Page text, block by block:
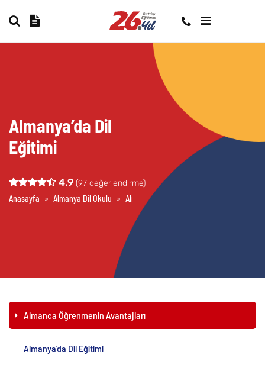
Almanya’da Dil
Eğitimi
4.9 (97 değerlendirme)
Anasayfa » Almanya Dil Okulu » Almanya’da Dil Eğitimi
Almanca Öğrenmenin Avantajları
Almanya'da Dil Eğitimi